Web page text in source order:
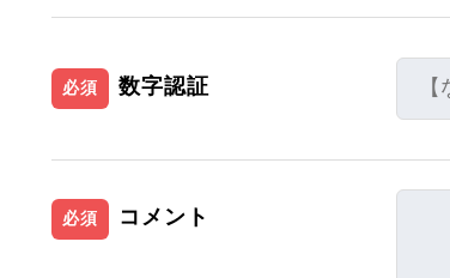
必須 数字認証
必須 コメント